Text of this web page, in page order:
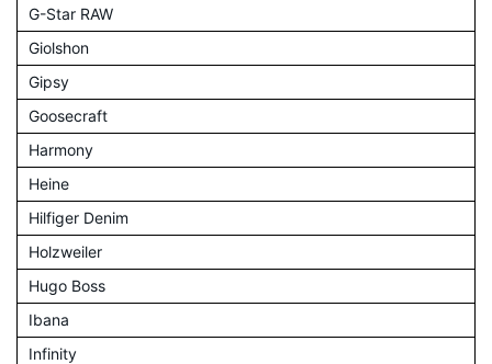
G-Star RAW
Giolshon
Gipsy
Goosecraft
Harmony
Heine
Hilfiger Denim
Holzweiler
Hugo Boss
Ibana
Infinity